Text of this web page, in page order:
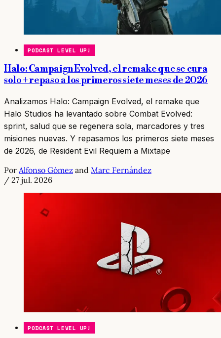
PODCAST LEVEL UP!
Halo: Campaign Evolved, el remake que se cura
solo + repaso a los primeros siete meses de 2026
Analizamos Halo: Campaign Evolved, el remake que
Halo Studios ha levantado sobre Combat Evolved:
sprint, salud que se regenera sola, marcadores y tres
misiones nuevas. Y repasamos los primeros siete meses
de 2026, de Resident Evil Requiem a Mixtape
Por Alfonso Gómez and Marc Fernández
/ 27 jul. 2026
PODCAST LEVEL UP!